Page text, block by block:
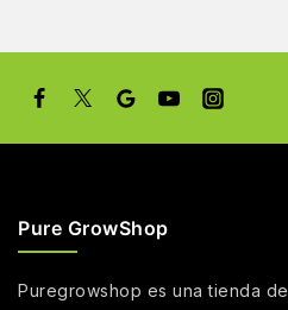
Pure GrowShop
Puregrowshop es una tienda de